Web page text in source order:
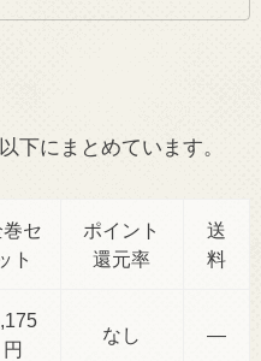
下にまとめています。
セ
ト
ポイント
還元率
送
料
円
なし ―